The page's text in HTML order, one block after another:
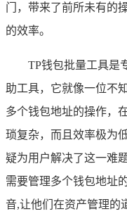
门，带来了前所未有的
的效率。
TP钱包批量工具是
助工具，它就像一位不
多个钱包地址的操作，
琐复杂，而且效率极为
疑为用户解决了这一难
需要管理多个钱包地址
音,让他们在资产管理的